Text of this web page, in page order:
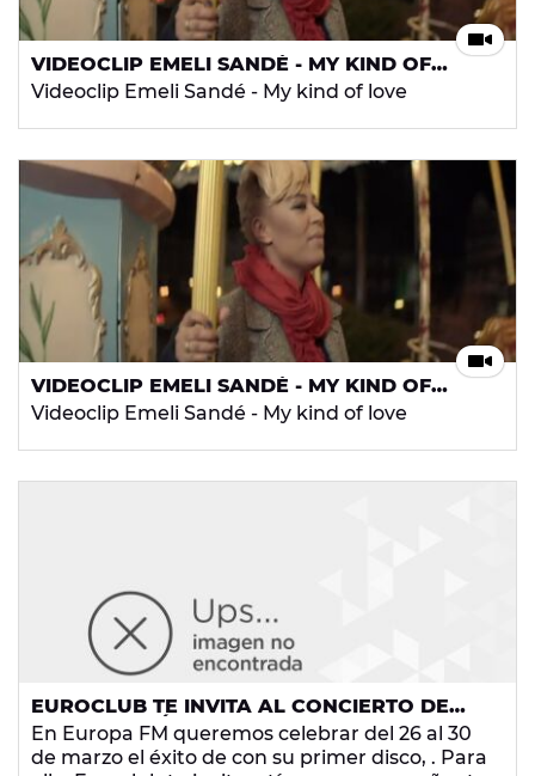
VIDEOCLIP EMELI SANDÉ - MY KIND OF
LOVE
Videoclip Emeli Sandé - My kind of love
VIDEOCLIP EMELI SANDÉ - MY KIND OF
LOVE
Videoclip Emeli Sandé - My kind of love
EUROCLUB TE INVITA AL CONCIERTO DE
EMELI SANDÉ EN BIRMINGHAM
En Europa FM queremos celebrar del 26 al 30
de marzo el éxito de con su primer disco, . Para